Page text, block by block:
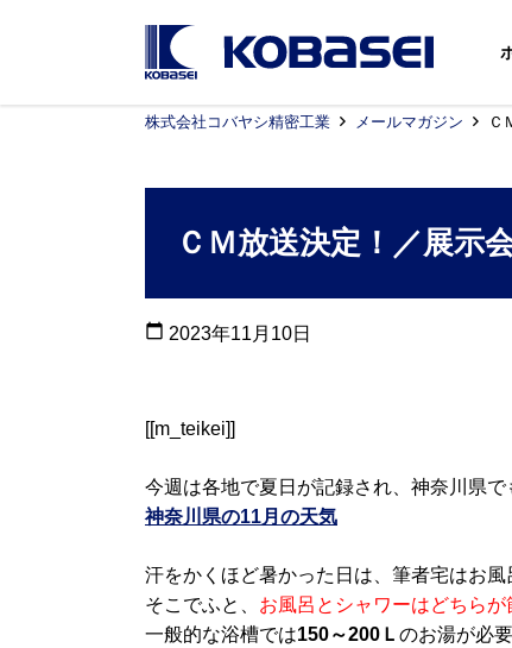
株式会社コバヤシ精密工業 メールマガジン Ｃ
ＣＭ放送決定！／展示
calendar_today 2023年11月10日
[[m_teikei]]
今週は各地で夏日が記録され、神奈川県で
神奈川県の11月の天気
汗をかくほど暑かった日は、筆者宅はお
そこでふと、 お風呂とシャワーはどちら
一般的な浴槽では150～200Ｌ のお湯が必要